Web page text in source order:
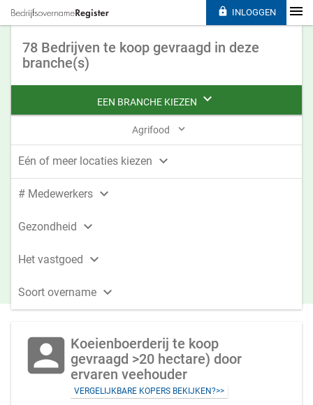
78 Bedrijven te koop gevraagd in deze
branche(s)
EEN BRANCHE KIEZEN 
Agrifood 
Eén of meer locaties kiezen 
# Medewerkers 
Gezondheid 
Het vastgoed 
Soort overname 
account_box Koeienboerderij te koop
gevraagd >20 hectare) door
ervaren veehouder
VERGELIJKBARE KOPERS BEKIJKEN?>>
 INLOGGEN